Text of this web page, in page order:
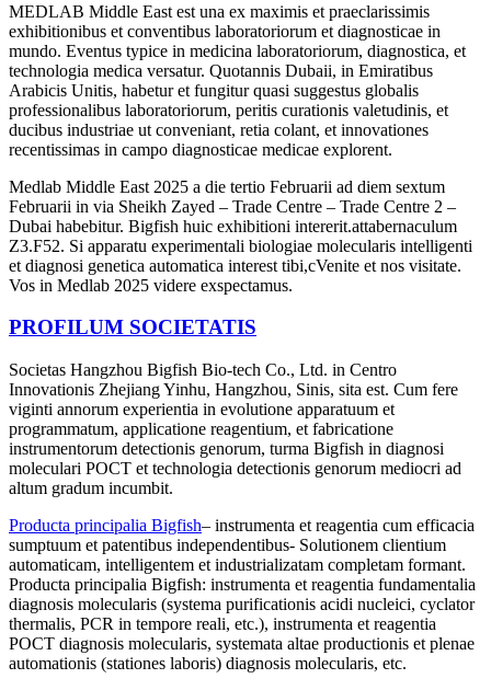
MEDLAB Middle East est una ex maximis et praeclarissimis
exhibitionibus et conventibus laboratoriorum et diagnosticae in
mundo. Eventus typice in medicina laboratoriorum, diagnostica, et
technologia medica versatur. Quotannis Dubaii, in Emiratibus
Arabicis Unitis, habetur et fungitur quasi suggestus globalis
professionalibus laboratoriorum, peritis curationis valetudinis, et
ducibus industriae ut conveniant, retia colant, et innovationes
recentissimas in campo diagnosticae medicae explorent.
Medlab Middle East 2025 a die tertio Februarii ad diem sextum
Februarii in via Sheikh Zayed – Trade Centre – Trade Centre 2 –
Dubai habebitur. Bigfish huic exhibitioni intererit.attabernaculum
Z3.F52. Si apparatu experimentali biologiae molecularis intelligenti
et diagnosi genetica automatica interest tibi,cVenite et nos visitate.
Vos in Medlab 2025 videre exspectamus.
PROFILUM SOCIETATIS
Societas Hangzhou Bigfish Bio-tech Co., Ltd. in Centro
Innovationis Zhejiang Yinhu, Hangzhou, Sinis, sita est. Cum fere
viginti annorum experientia in evolutione apparatuum et
programmatum, applicatione reagentium, et fabricatione
instrumentorum detectionis genorum, turma Bigfish in diagnosi
moleculari POCT et technologia detectionis genorum mediocri ad
altum gradum incumbit.
Producta principalia Bigfish– instrumenta et reagentia cum efficacia
sumptuum et patentibus independentibus- Solutionem clientium
automaticam, intelligentem et industrializatam completam formant.
Producta principalia Bigfish: instrumenta et reagentia fundamentalia
diagnosis molecularis (systema purificationis acidi nucleici, cyclator
thermalis, PCR in tempore reali, etc.), instrumenta et reagentia
POCT diagnosis molecularis, systemata altae productionis et plenae
automationis (stationes laboris) diagnosis molecularis, etc.